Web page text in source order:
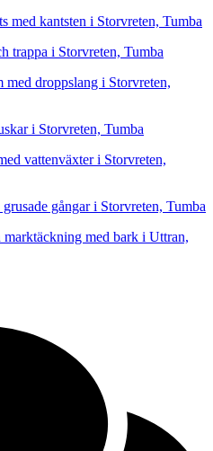
med kantsten i Storvreten, Tumba
trappa i Storvreten, Tumba
med droppslang i Storvreten,
i Storvreten, Tumba
vattenväxter i Storvreten,
gångar i Storvreten, Tumba
med bark i Uttran,